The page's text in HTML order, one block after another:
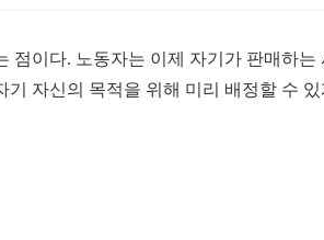
이다. 노동자는 이제 자기가 판매하는
자신의 목적을 위해 미리 배정할 수